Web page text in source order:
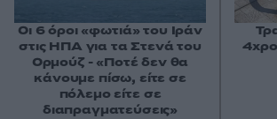
Οι 6 όροι «φωτιά» του Ιράν
στις ΗΠΑ για τα Στενά του
Ορμούζ - «Ποτέ δεν θα
κάνουμε πίσω, είτε σε
πόλεμο είτε σε
διαπραγματεύσεις»